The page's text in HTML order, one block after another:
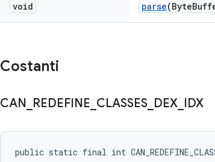
void parse(Byte
Costanti
CAN REDEFINE CLASSES DEX IDX
public static final int